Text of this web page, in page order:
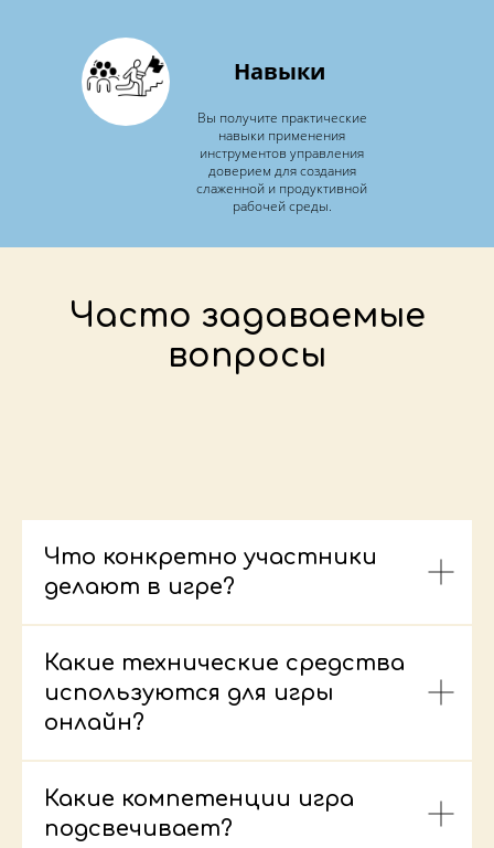
Навыки
Вы получите практические
навыки применения
инструментов управления
доверием для создания
слаженной и продуктивной
рабочей среды.
Часто задаваемые
вопросы
Что конкретно участники
делают в игре?
Какие технические средства
используются для игры
онлайн?
Какие компетенции игра
подсвечивает?